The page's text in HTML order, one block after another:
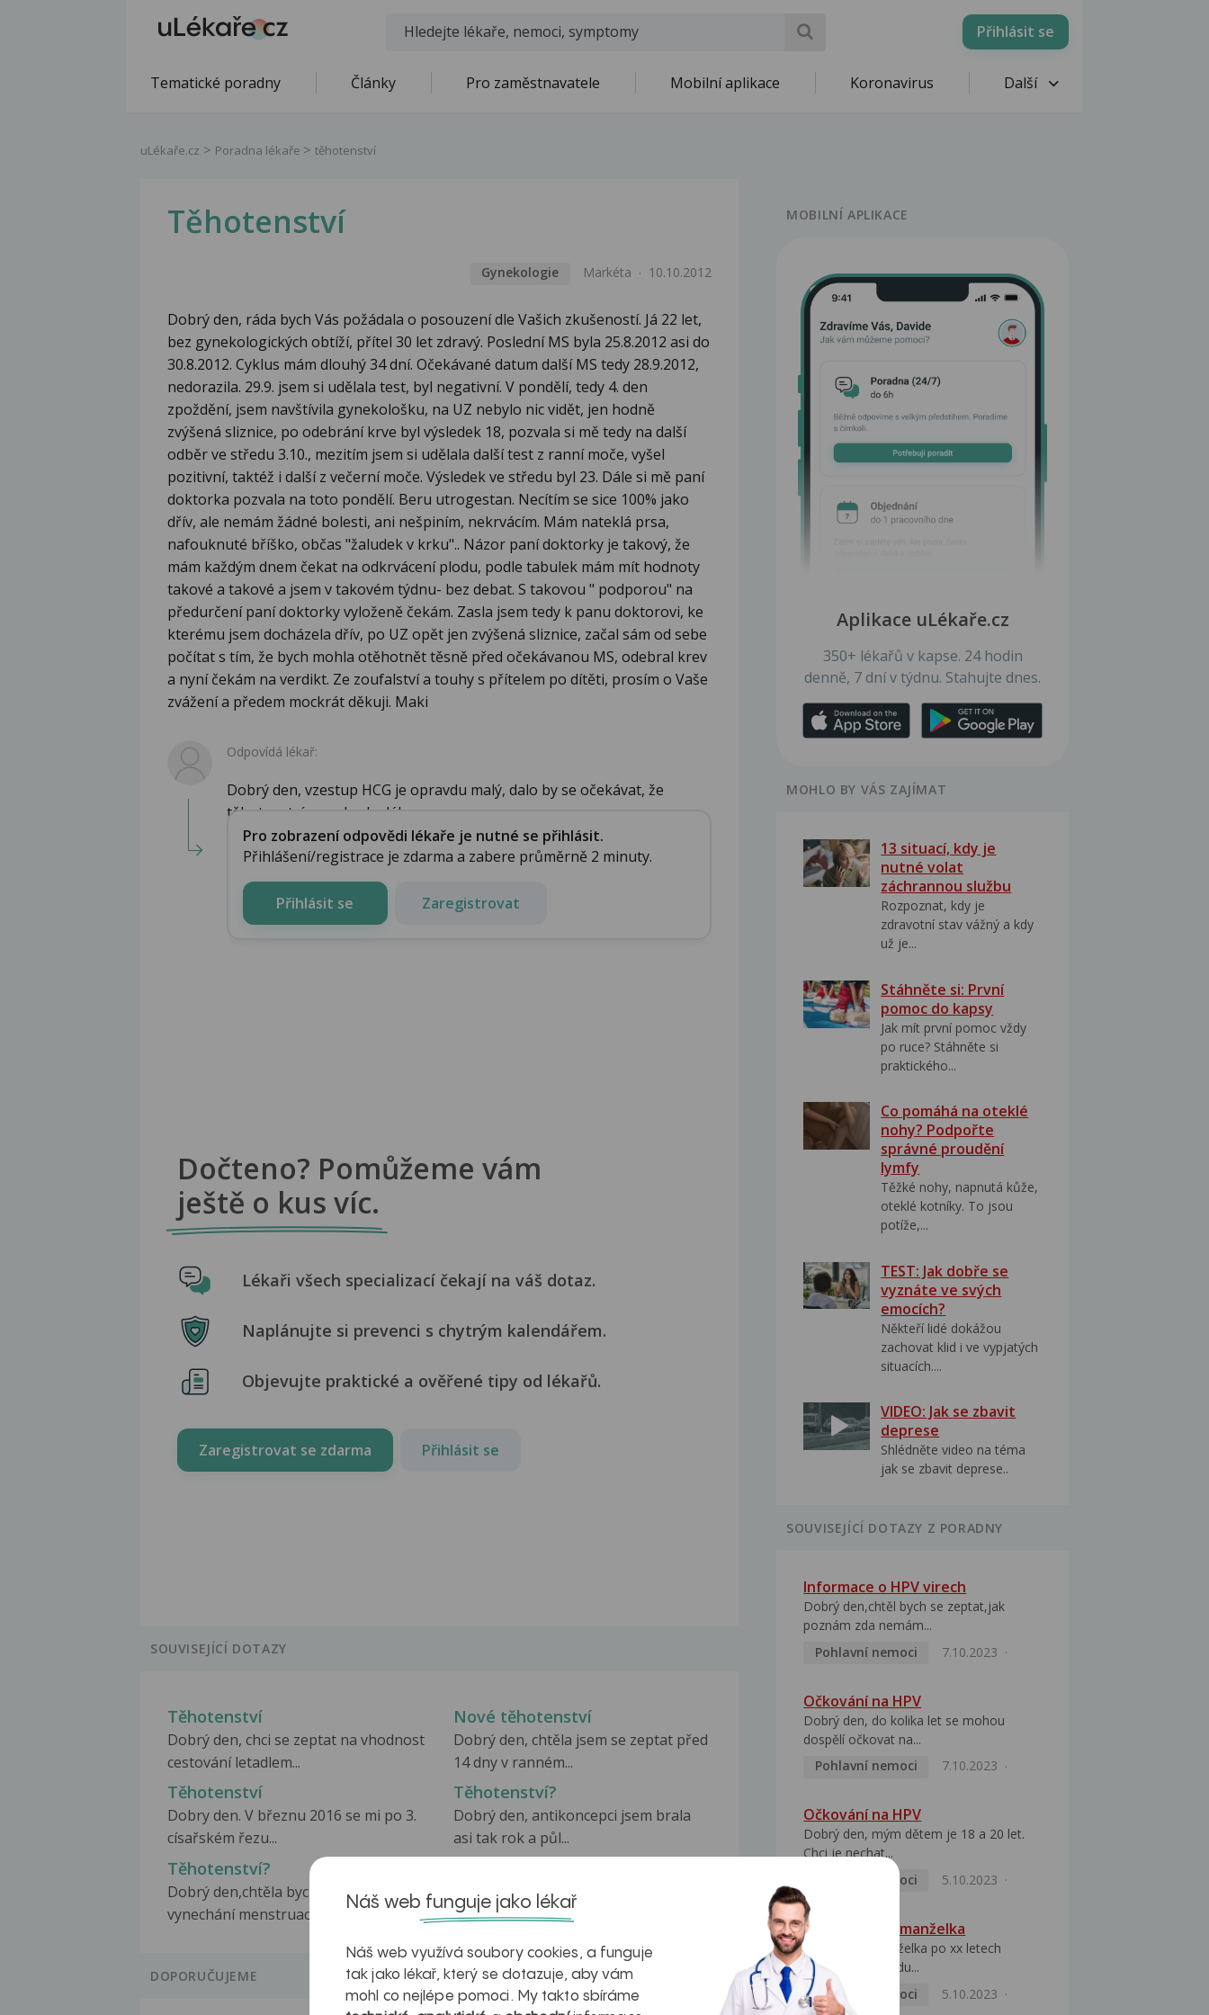
Přihlásit se
Tematické poradny Články Pro zaměstnavatele Mobilní aplikace Koronavirus Další
uLékaře.cz Poradna lékaře těhotenství
Těhotenství
Gynekologie Markéta 10.10.2012
Dobrý den, ráda bych Vás požádala o posouzení dle Vašich zkušeností. Já 22 let,
bez gynekologických obtíží, přítel 30 let zdravý. Poslední MS byla 25.8.2012 asi do
30.8.2012. Cyklus mám dlouhý 34 dní. Očekávané datum další MS tedy 28.9.2012,
nedorazila. 29.9. jsem si udělala test, byl negativní. V pondělí, tedy 4. den
zpoždění, jsem navštívila gynekološku, na UZ nebylo nic vidět, jen hodně
zvýšená sliznice, po odebrání krve byl výsledek 18, pozvala si mě tedy na další
odběr ve středu 3.10., mezitím jsem si udělala další test z ranní moče, vyšel
pozitivní, taktéž i další z večerní moče. Výsledek ve středu byl 23. Dále si mě paní
doktorka pozvala na toto pondělí. Beru utrogestan. Necítím se sice 100% jako
dřív, ale nemám žádné bolesti, ani nešpiním, nekrvácím. Mám nateklá prsa,
nafouknuté bříško, občas "žaludek v krku".. Názor paní doktorky je takový, že
mám každým dnem čekat na odkrvácení plodu, podle tabulek mám mít hodnoty
takové a takové a jsem v takovém týdnu- bez debat. S takovou " podporou" na
předurčení paní doktorky vyloženě čekám. Zasla jsem tedy k panu doktorovi, ke
kterému jsem docházela dřív, po UZ opět jen zvýšená sliznice, začal sám od sebe
počítat s tím, že bych mohla otěhotnět těsně před očekávanou MS, odebral krev
a nyní čekám na verdikt. Ze zoufalství a touhy s přítelem po dítěti, prosím o Vaše
zvážení a předem mockrát děkuji. Maki
Odpovídá lékař:
Dobrý den, vzestup HCG je opravdu malý, dalo by se očekávat, že
těhotenství se nebude dále v...
Pro zobrazení odpovědi lékaře je nutné se přihlásit.
Přihlášení/registrace je zdarma a zabere průměrně 2 minuty.
Přihlásit se Zaregistrovat
Dočteno? Pomůžeme vám
ještě o kus víc.
Lékaři všech specializací čekají na váš dotaz.
Naplánujte si prevenci s chytrým kalendářem.
Objevujte praktické a ověřené tipy od lékařů.
Zaregistrovat se zdarma Přihlásit se
SOUVISEJÍCÍ DOTAZY
Těhotenství
Dobrý den, chci se zeptat na vhodnost
cestování letadlem...
Nové těhotenství
Dobrý den, chtěla jsem se zeptat před
14 dny v ranném...
Těhotenství
Dobry den. V březnu 2016 se mi po 3.
císařském řezu...
Těhotenství?
Dobrý den, antikoncepci jsem brala
asi tak rok a půl...
Těhotenství?
Dobrý den,chtěla bych se zeptat mám
vynechání menstruace...
Dobrý den, chci se zeptat. V září 2015
jsem měla první...
DOPORUČUJEME
MOBILNÍ APLIKACE
Aplikace uLékaře.cz
350+ lékařů v kapse. 24 hodin
denně, 7 dní v týdnu. Stahujte dnes.
MOHLO BY VÁS ZAJÍMAT
13 situací, kdy je
nutné volat
záchrannou službu
Rozpoznat, kdy je
zdravotní stav vážný a kdy
už je...
Stáhněte si: První
pomoc do kapsy
Jak mít první pomoc vždy
po ruce? Stáhněte si
praktického...
Co pomáhá na oteklé
nohy? Podpořte
správné proudění
lymfy
Těžké nohy, napnutá kůže,
oteklé kotníky. To jsou
potíže,...
TEST: Jak dobře se
vyznáte ve svých
emocích?
Někteří lidé dokážou
zachovat klid i ve vypjatých
situacích....
VIDEO: Jak se zbavit
deprese
Shlédněte video na téma
jak se zbavit deprese..
SOUVISEJÍCÍ DOTAZY Z PORADNY
Informace o HPV virech
Dobrý den,chtěl bych se zeptat,jak
poznám zda nemám...
Pohlavní nemoci
7.10.2023
Očkování na HPV
Dobrý den, do kolika let se mohou
dospělí očkovat na...
Pohlavní nemoci
7.10.2023
Očkování na HPV
Dobrý den, mým dětem je 18 a 20 let.
Chci je nechat...
Pohlavní nemoci
5.10.2023
HPV pozitivní manželka
Dobrý den, manželka po xx letech
přivezla z Východu...
Pohlavní nemoci
5.10.2023
Náš web funguje jako lékař
Náš web využívá soubory cookies, a funguje
tak jako lékař, který se dotazuje, aby vám
mohl co nejlépe pomoci. My takto sbíráme